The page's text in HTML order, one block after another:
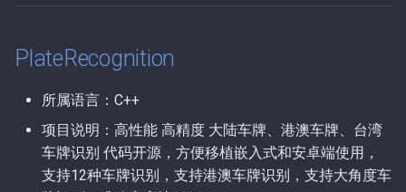
第143期（2024-12-06）.md
第142期（2024-12-02）.md
第141期（2024-11-30）.md
第6期（2026-04-03）.md
第5期（2026-03-15）.md
第4期（2026-01-08）.md
PlateRecognition
所属语言：C++
项目说明：高性能 高精度 大陆车牌、港澳车牌、台湾
车牌识别 代码开源，方便移植嵌入式和安卓端使用，
支持12种车牌识别，支持港澳车牌识别，支持大角度车